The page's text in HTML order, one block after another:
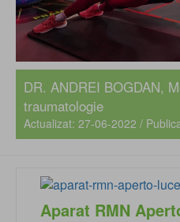
DR. ANDREI BOGDAN,
traumatologie
Actualizat: 27-06-2022 /
Aparat RMN